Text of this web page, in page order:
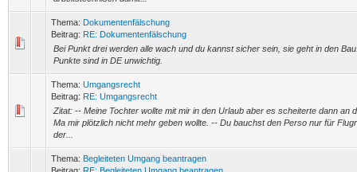
Thema: Dokumentenfälschung
Beitrag: RE: Dokumentenfälschung
Bei Punkt drei werden alle wach und du kannst sicher sein, sie geht in den
Punkte sind in DE unwichtig.
Thema: Umgangsrecht
Beitrag: RE: Umgangsrecht
Zitat: -- Meine Tochter wollte mit mir in den Urlaub aber es scheiterte dann an
Ma mir plötzlich nicht mehr geben wollte. -- Du bauchst den Perso nur für
der...
Thema: Begleiteten Umgang beantragen